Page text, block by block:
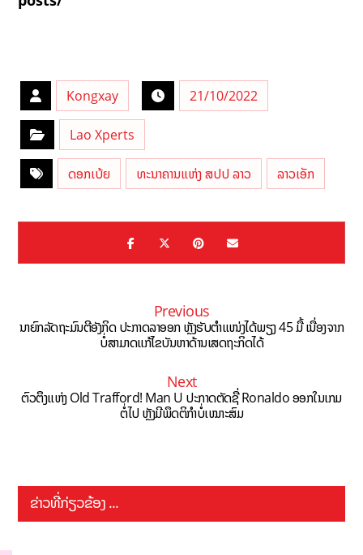
Kongxay 21/10/2022
Lao Xperts
ດອກເບ້ຍ ທະນາຄານແຫ່ງ ສປປ ລາວ ລາວເອັກ
Previous
ນາຍົກລັດຖະມົນຕີອັງກິດ ປະກາດລາອອກ ຫຼັງຮັບຕຳແໜ່ງໄດ້ພຽງ 45 ມື້ ເນື່ອງຈາກ
ບໍ່ສາມາດແກ້ໄຂບັນຫາດ້ານເສດຖະກິດໄດ້
Next
ຕົວຕຶງແຫ່ງ Old Trafford! Man U ປະກາດຕັດຊື່ Ronaldo ອອກໃນເກມ
ຕໍ່ໄປ ຫຼັງມີພຶດຕິກຳບໍ່ເໝາະສົມ
ຂ່າວທີ່ກ່ຽວຂ້ອງ ...